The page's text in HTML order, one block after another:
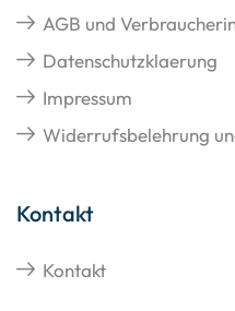
AGB und
Datenschutzklaerung
Impressum
Widerrufsbelehrung
Kontakt
Kontakt